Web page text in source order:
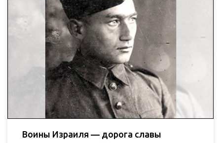
Воины Израиля — дорога славы